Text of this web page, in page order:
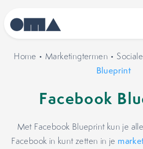
Home • Marketingtermen •
Blueprint
Facebook
Met Facebook Blueprint kun je
Facebook in kunt zetten in je